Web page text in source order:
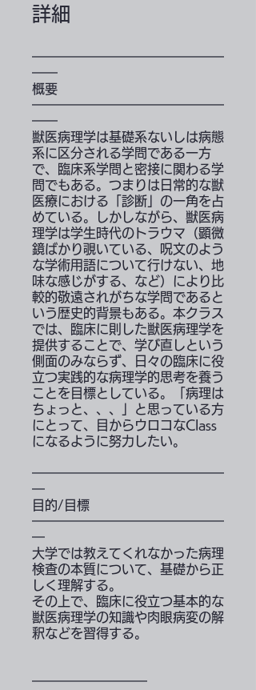
詳細
━━━━━━━━━━━━━━━
━━
概要
━━━━━━━━━━━━━━━
━━
獣医病理学は基礎系ないしは病態
系に区分される学問である一方
で、臨床系学問と密接に関わる学
問でもある。つまりは日常的な獣
医療における「診断」の一角を占
めている。しかしながら、獣医病
理学は学生時代のトラウマ（顕微
鏡ばかり覗いている、呪文のよう
な学術用語について行けない、地
味な感じがする、など）により比
較的敬遠されがちな学問であると
いう歴史的背景もある。本クラス
では、臨床に則した獣医病理学を
提供することで、学び直しという
側面のみならず、日々の臨床に役
立つ実践的な病理学的思考を養う
ことを目標としている。「病理は
ちょっと、、、」と思っている方
にとって、目からウロコなClass
になるように努力したい。
━━━━━━━━━━━━━━━
━
目的/目標
━━━━━━━━━━━━━━━
━
大学では教えてくれなかった病理
検査の本質について、基礎から正
しく理解する。
その上で、臨床に役立つ基本的な
獣医病理学の知識や肉眼病変の解
釈などを習得する。
━━━━━━━━━